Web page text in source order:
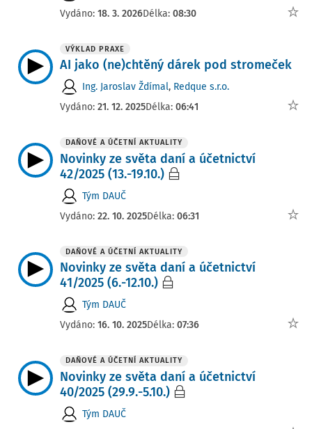
Vydáno: 18. 3. 2026Délka: 08:30
VÝKLAD PRAXE
AI jako (ne)chtěný dárek pod stromeček
Ing. Jaroslav Ždímal, Redque s.r.o.
Vydáno: 21. 12. 2025Délka: 06:41
DAŇOVÉ A ÚČETNÍ AKTUALITY
Novinky ze světa daní a účetnictví
42/2025 (13.-19.10.)
Tým DAUČ
Vydáno: 22. 10. 2025Délka: 06:31
DAŇOVÉ A ÚČETNÍ AKTUALITY
Novinky ze světa daní a účetnictví
41/2025 (6.-12.10.)
Tým DAUČ
Vydáno: 16. 10. 2025Délka: 07:36
DAŇOVÉ A ÚČETNÍ AKTUALITY
Novinky ze světa daní a účetnictví
40/2025 (29.9.-5.10.)
Tým DAUČ